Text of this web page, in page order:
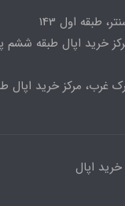
خرید اپال طبقه ششم
غرب، مرکز خرید اپال
خرید اپال